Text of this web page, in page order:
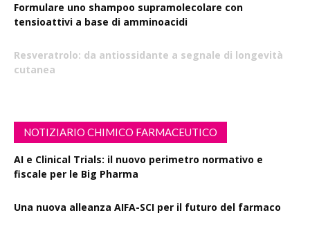
Formulare uno shampoo supramolecolare con
tensioattivi a base di amminoacidi
Resveratrolo: da antiossidante a segnale di longevità
cutanea
NOTIZIARIO CHIMICO FARMACEUTICO
AI e Clinical Trials: il nuovo perimetro normativo e
fiscale per le Big Pharma
Una nuova alleanza AIFA-SCI per il futuro del farmaco